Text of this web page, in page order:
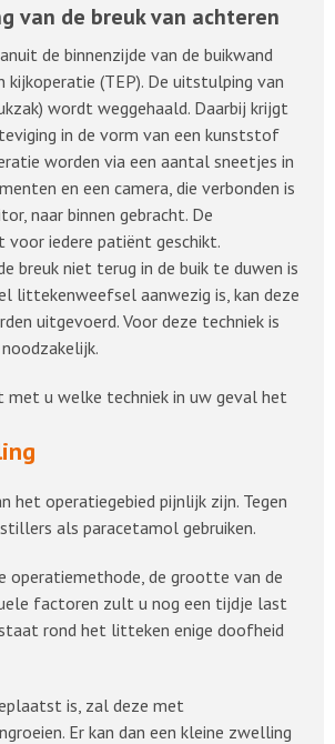
van de breuk van achteren
de binnenzijde van de buikwand
kijkoperatie (TEP). De uitstulping van
wordt weggehaald. Daarbij krijgt
in de vorm van een kunststof
worden via een aantal sneetjes in
en een camera, die verbonden is
naar binnen gebracht. De
voor iedere patiënt geschikt.
breuk niet terug in de buik te duwen is
littekenweefsel aanwezig is, kan deze
uitgevoerd. Voor deze techniek is
met u welke techniek in uw geval het
het operatiegebied pijnlijk zijn. Tegen
als paracetamol gebruiken.
operatiemethode, de grootte van de
factoren zult u nog een tijdje last
rond het litteken enige doofheid
is, zal deze met
Er kan dan een kleine zwelling